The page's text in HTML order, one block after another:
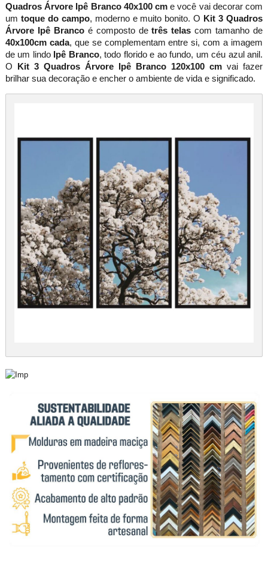
Quadros Árvore Ipê Branco 40x100 cm e você vai decorar com
um toque do campo, moderno e muito bonito. O Kit 3 Quadros
Árvore Ipê Brancoé composto detrês telas com tamanho de
40x100cm cada, que se complementam entre si, com a imagem
de um lindo Ipê Branco, todo florido e ao fundo, um céu azul anil.
O Kit 3 Quadros Árvore Ipê Branco 120x100 cm vai fazer
brilhar sua decoração e encher o ambiente de vida e significado.